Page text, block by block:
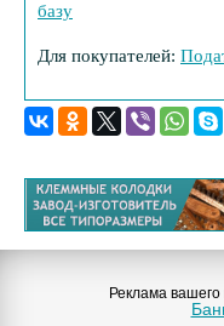
базу
Для покупателей:
Реклама